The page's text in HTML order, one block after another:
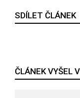
SDÍLET ČLÁNEK
ČLÁNEK VYŠEL